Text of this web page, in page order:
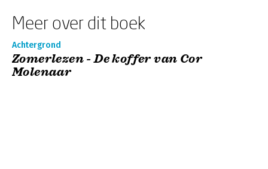
Meer over dit boek
Achtergrond
Zomerlezen - De koffer van Cor
Molenaar